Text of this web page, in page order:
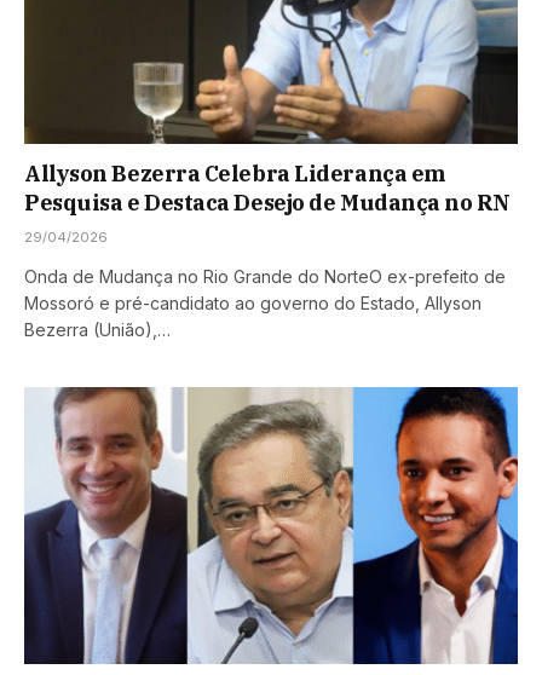
Allyson Bezerra Celebra Liderança em
Pesquisa e Destaca Desejo de Mudança no RN
29/04/2026
Onda de Mudança no Rio Grande do NorteO ex-prefeito de
Mossoró e pré-candidato ao governo do Estado, Allyson
Bezerra (União),…